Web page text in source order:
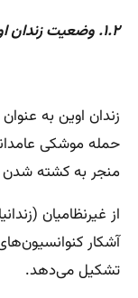
۱.۲. وضعیت زندان اوین
زندان اوین به
حمله موشکی
منجر به کشته شدن
از غیرنظامیان
آشکار
تشکیل می‌دهد.